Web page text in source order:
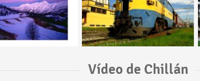
Vídeo de Chillán